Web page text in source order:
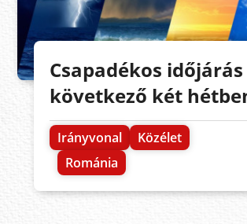
Csapadékos időjárás
következő két
Irányvonal
Közélet
Románia